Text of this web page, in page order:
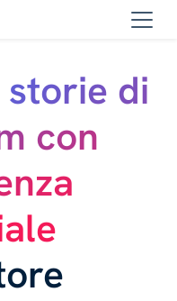
di
con